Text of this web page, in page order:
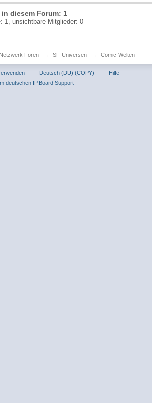
diesem Forum: 1
1, unsichtbare Mitglieder: 0
Foren → SF-Universen → Comic-Welten
Deutsch (DU) (COPY)
Hilfe
deutschen IP.Board Support